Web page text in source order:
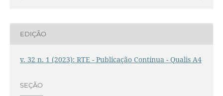
EDIÇÃO
v. 32 n. 1 (2023): RTE - Publicação Contínua - Qualis A4
SEÇÃO